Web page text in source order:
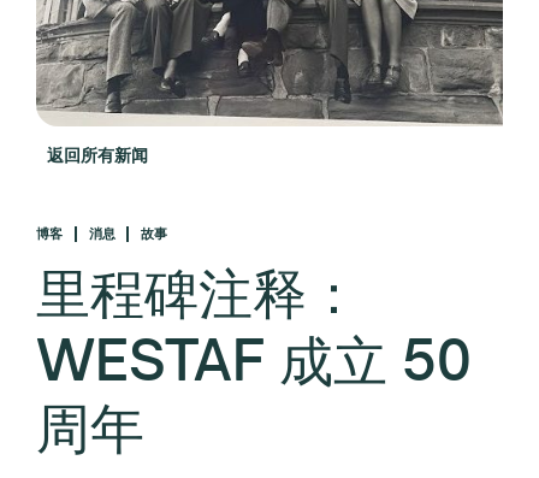
返回所有新闻
博客 消息 故事
里程碑注释：
WESTAF 成立 50
周年